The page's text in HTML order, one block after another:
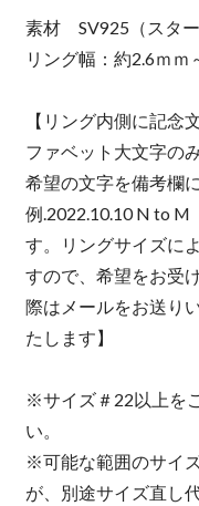
素材 SV925（スタ
リング幅：約2.6ｍ
【リング内側に記念
ファベット大文字のみ
希望の文字を備考欄
例.2022.10.10 N to
す。リングサイズに
すので、希望をお受
際はメールをお送り
たします】
※サイズ＃22以上を
い。
※可能な範囲のサイ
が、別途サイズ直し